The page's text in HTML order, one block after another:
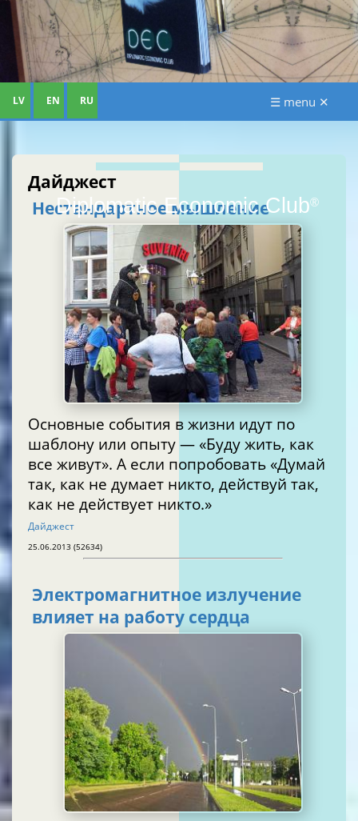
Diplomatic Economic Club®
LV EN RU ☰ menu ✕
Дайджест
Нестандартное мышление
Основные события в жизни идут по
шаблону или опыту — «Буду жить, как
все живут». А если попробовать «Думай
так, как не думает никто, действуй так,
как не действует никто.»
Дайджест
25.06.2013 (52634)
Электромагнитное излучение
влияет на работу сердца